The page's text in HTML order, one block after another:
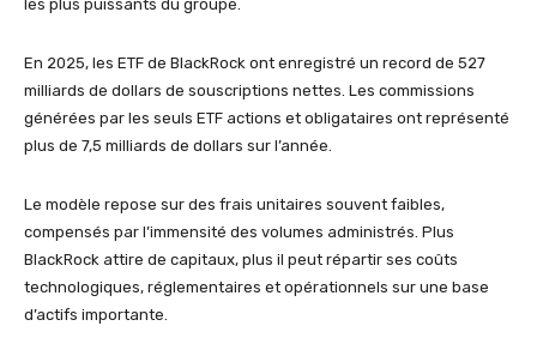
les plus puissants du groupe.
En 2025, les ETF de BlackRock ont enregistré un record de 527
milliards de dollars de souscriptions nettes. Les commissions
générées par les seuls ETF actions et obligataires ont représenté
plus de 7,5 milliards de dollars sur l’année.
Le modèle repose sur des frais unitaires souvent faibles,
compensés par l’immensité des volumes administrés. Plus
BlackRock attire de capitaux, plus il peut répartir ses coûts
technologiques, réglementaires et opérationnels sur une base
d’actifs importante.